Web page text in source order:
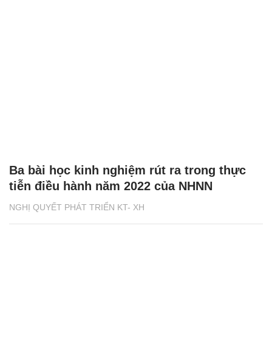
NGHỊ QUYẾT PHÁT TRIỂN KT- XH
Ba bài học kinh nghiệm rút ra trong thực
tiễn điều hành năm 2022 của NHNN